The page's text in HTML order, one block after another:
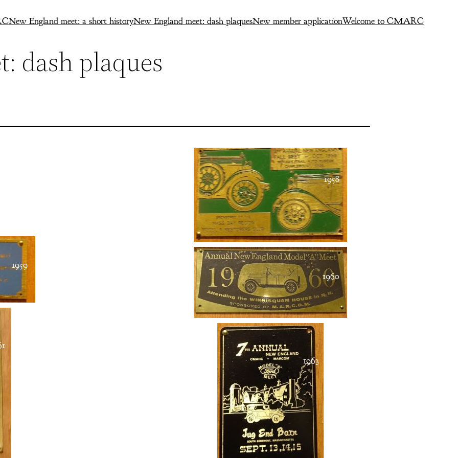
New England meet: a short historyNew England meet: dash plaquesNew member applicationWelcome to CMARC
dash plaques
1958
1959
1960
1963